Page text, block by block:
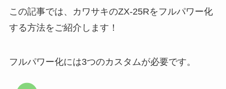
この記事では、カワサキのZX-25Rをフルパワー化
する方法をご紹介します！
フルパワー化には3つのカスタムが必要です。